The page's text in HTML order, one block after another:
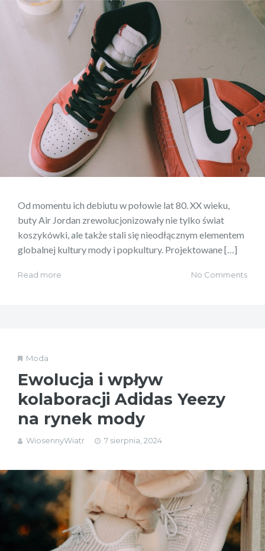
Od momentu ich debiutu w połowie lat 80. XX wieku,
buty Air Jordan zrewolucjonizowały nie tylko świat
koszykówki, ale także stali się nieodłącznym elementem
globalnej kultury mody i popkultury. Projektowane […]
Read more No Comments
Moda
Ewolucja i wpływ
kolaboracji Adidas Yeezy
na rynek mody
WiosennyWiatr 7 sierpnia, 2024